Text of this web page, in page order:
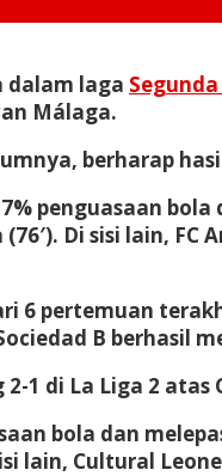
dalam laga Segunda
Málaga.
berharap
penguasaan
Di sisi lain,
pertemuan
B berhasil
1 di La Liga 2
bola dan
lain, Cultural